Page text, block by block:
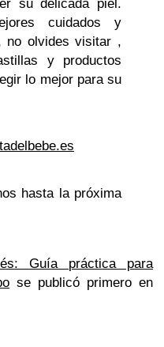
su delicada piel.
cuidados y
no olvides visitar ,
y productos
lo mejor para su
hasta la próxima
Guía práctica para
se publicó primero en